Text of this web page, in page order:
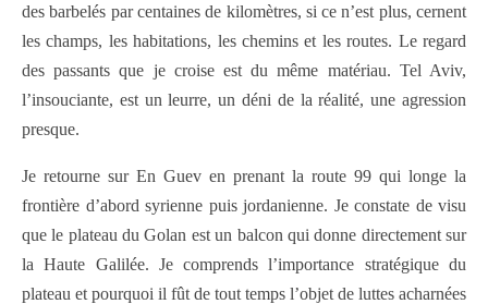
des barbelés par centaines de kilomètres, si ce n’est plus, cernent
les champs, les habitations, les chemins et les routes. Le regard
des passants que je croise est du même matériau. Tel Aviv,
l’insouciante, est un leurre, un déni de la réalité, une agression
presque.
Je retourne sur En Guev en prenant la route 99 qui longe la
frontière d’abord syrienne puis jordanienne. Je constate de visu
que le plateau du Golan est un balcon qui donne directement sur
la Haute Galilée. Je comprends l’importance stratégique du
plateau et pourquoi il fût de tout temps l’objet de luttes acharnées